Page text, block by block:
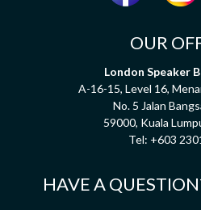
OUR
London Speaker
A-16-15, Level 16,
No. 5 Jalan
59000, Kuala
Tel: +603
HAVE A